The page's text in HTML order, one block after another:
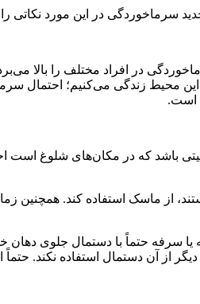
سرماخوردگی در این مورد نکاتی
در افراد مختلف را بالا
محیط زندگی می‌کنیم؛ احتمال
است.
باشد که در مکان‌های شلوغ است
از ماسک استفاده کند. همچنین
حتماً با دستمال جلوی دهان
از آن دستمال استفاده نکند. حتماً